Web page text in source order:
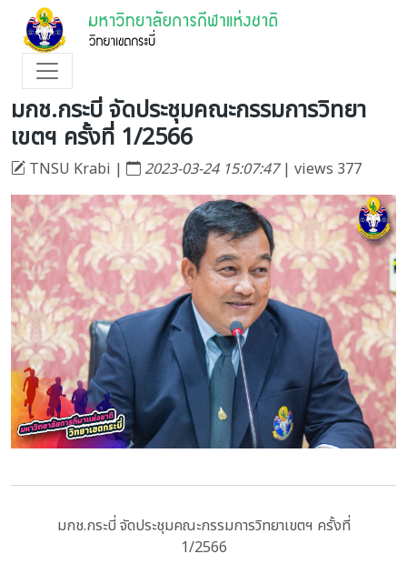
มกช.กระบี่ จัดประชุมคณะกรรมการวิทยา
เขตฯ ครั้งที่ 1/2566
TNSU Krabi | 2023-03-24 15:07:47 | views 377
มกช.กระบี่ จัดประชุมคณะกรรมการวิทยาเขตฯ ครั้งที่
1/2566